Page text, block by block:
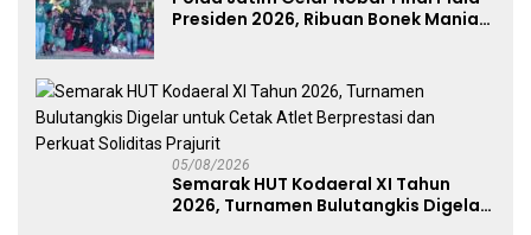
Presiden 2026, Ribuan Bonek Mania
05/08/2026
Semarak HUT Kodaeral XI Tahun
2026, Turnamen Bulutangkis Digelar